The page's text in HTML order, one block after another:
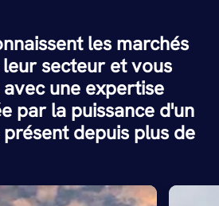
les marchés
secteur et vous
une expertise
par la puissance d'un
depuis plus de